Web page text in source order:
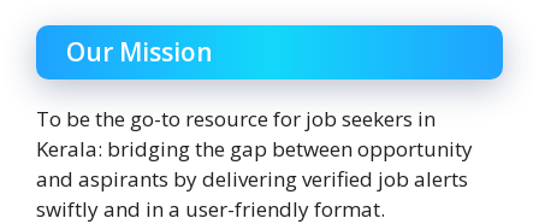
Our Mission
To be the go-to resource for job seekers in
Kerala: bridging the gap between opportunity
and aspirants by delivering verified job alerts
swiftly and in a user-friendly format.